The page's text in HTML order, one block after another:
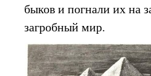
быков и погнали их на
загробный мир.